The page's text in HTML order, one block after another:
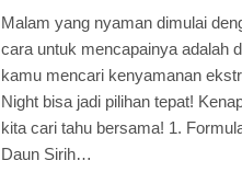
Malam yang nyaman dimulai
cara untuk mencapainya adalah
kamu mencari kenyamanan
Night bisa jadi pilihan tepat!
kita cari tahu bersama! 1.
Daun Sirih…